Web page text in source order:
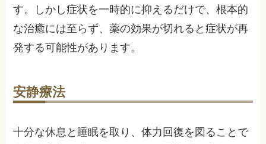
す。しかし症状を一時的に抑えるだけで、根本的
な治癒には至らず、薬の効果が切れると症状が再
発する可能性があります。
安静療法
十分な休息と睡眠を取り、体力回復を図ることで